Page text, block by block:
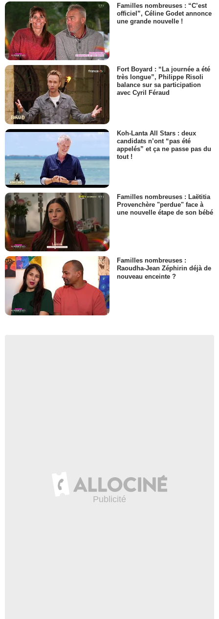
Familles nombreuses : “C’est
officiel”, Céline Godet annonce
une grande nouvelle !
Fort Boyard : “La journée a été
très longue”, Philippe Risoli
balance sur sa participation
avec Cyril Féraud
Koh-Lanta All Stars : deux
candidats n’ont “pas été
appelés” et ça ne passe pas du
tout !
Familles nombreuses : Laëtitia
Provenchère "perdue" face à
une nouvelle étape de son bébé
Familles nombreuses :
Raoudha-Jean Zéphirin déjà de
nouveau enceinte ?